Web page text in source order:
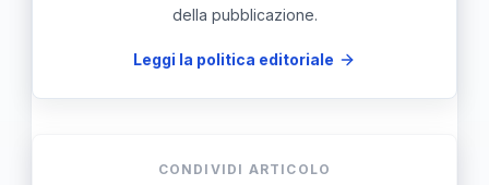
della pubblicazione.
Leggi la politica editoriale
CONDIVIDI ARTICOLO